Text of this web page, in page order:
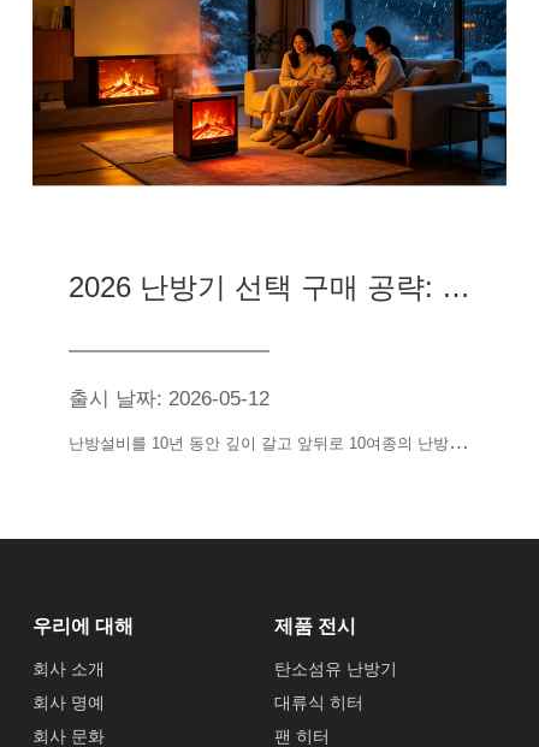
2026 난방기 선택 구매 공략: 전기료 자객 거부, 6가지 주류 기종 실측, 눈을 감고 구덩이를 밟지 않는다
출시 날짜: 2026-05-12
난
방설비를 10년 동안 깊이 갈고 앞뒤로 10여종의 난방기를 실측하여 구식의 작은 태양으로부터 신형의 온풍기에 이르기까지 무수한 구덩이를 밟은후 이 초실용선택구매공략을 정리하여 파나소닉, 미국, 하이얼, 쌀집 등 6가지 주류온풍기를 첨부하여 전방위적으로 실측하고 건화물은 쓸데없는 말이 없으며 따뜻하고 쾌적하며 돈도 절약하고 전기도 절약하는 난방신기를 선택하는데 도움을 준다.
우리에 대해
회사 소개
회사 명예
회사 문화
제품 전시
탄소섬유 난방기
대류식 히터
팬 히터